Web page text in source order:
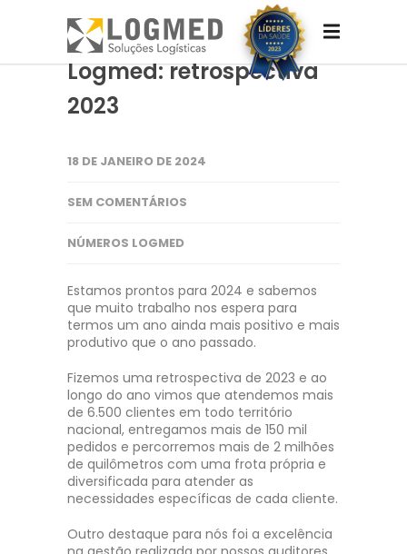
Logmed: retrospectiva
2023
18 DE JANEIRO DE 2024
SEM COMENTÁRIOS
NÚMEROS LOGMED
Estamos prontos para 2024 e sabemos
que muito trabalho nos espera para
termos um ano ainda mais positivo e mais
produtivo que o ano passado.
Fizemos uma retrospectiva de 2023 e ao
longo do ano vimos que atendemos mais
de 6.500 clientes em todo território
nacional, entregamos mais de 150 mil
pedidos e percorremos mais de 2 milhões
de quilômetros com uma frota própria e
diversificada para atender as
necessidades específicas de cada cliente.
Outro destaque para nós foi a excelência